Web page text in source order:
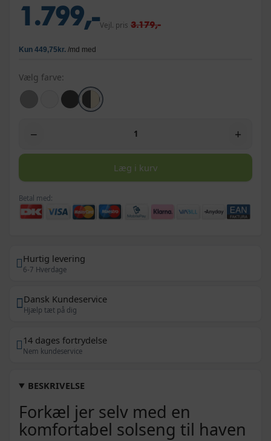
1.799,-Vejl. pris 3.179,-
Vælg farve:
− +
Læg i kurv
Betal med:
Hurtig levering
6-7 Hverdage
Dansk Kundeservice
Hjælp tæt på dig
14 dages fortrydelse
Nem kundeservice
BESKRIVELSE
Forkæl jer selv med en
komfortabel solseng til haven